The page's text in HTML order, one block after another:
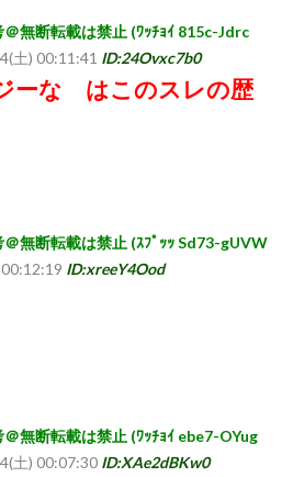
無断転載は禁止 (ﾜｯﾁｮｲ 815c-Jdrc
土) 00:11:41 ID:24Ovxc7b0
ーな はこのスレの歴
無断転載は禁止 (ｽﾌﾟｯｯ Sd73-gUVW
ID:xreeY4Ood
無断転載は禁止 (ﾜｯﾁｮｲ ebe7-OYug
土) 00:07:30 ID:XAe2dBKw0